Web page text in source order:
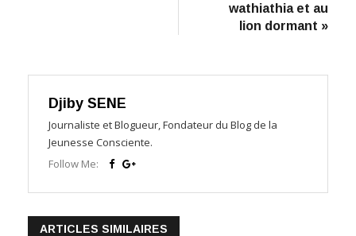
wathiathia et au
lion dormant »
Djiby SENE
Journaliste et Blogueur, Fondateur du Blog de la
Jeunesse Consciente.
Follow Me:
ARTICLES SIMILAIRES